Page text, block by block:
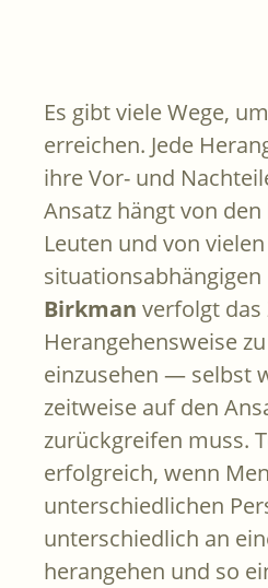
Es gibt viele Wege,
erreichen. Jede
ihre Vor- und
Ansatz hängt von
Leuten und von
situationsabhängigen
Birkman verfolgt das
Herangehensweise
einzusehen — selbst
zeitweise auf den
zurückgreifen muss.
erfolgreich, wenn
unterschiedlichen
unterschiedlich an
herangehen und so